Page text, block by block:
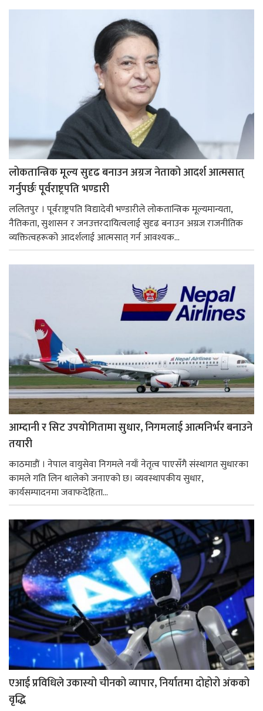
लोकतान्त्रिक मूल्य सुदृढ बनाउन अग्रज नेताको आदर्श आत्मसात्
गर्नुपर्छः पूर्वराष्ट्रपति भण्डारी
ललितपुर । पूर्वराष्ट्रपति विद्यादेवी भण्डारीले लोकतान्त्रिक मूल्यमान्यता,
नैतिकता, सुशासन र जनउत्तरदायित्वलाई सुदृढ बनाउन अग्रज राजनीतिक
व्यक्तित्वहरूको आदर्शलाई आत्मसात् गर्न आवश्यक...
आम्दानी र सिट उपयोगितामा सुधार, निगमलाई आत्मनिर्भर बनाउने
तयारी
काठमाडाैं । नेपाल वायुसेवा निगमले नयाँ नेतृत्व पाएसँगै संस्थागत सुधारका
कामले गति लिन थालेको जनाएको छ। व्यवस्थापकीय सुधार,
कार्यसम्पादनमा जवाफदेहिता...
एआई प्रविधिले उकास्यो चीनको व्यापार, निर्यातमा दोहोरो अंकको
वृद्धि